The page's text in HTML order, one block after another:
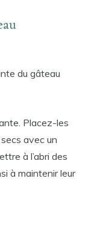
du gâteau
Placez-les
avec un
à l’abri des
à maintenir leur